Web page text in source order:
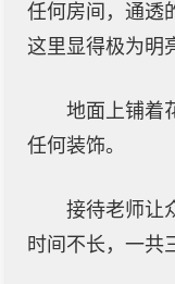
任何房间，通透
这里显得极为明
地面上铺着
任何装饰。
接待老师让
时间不长，一共